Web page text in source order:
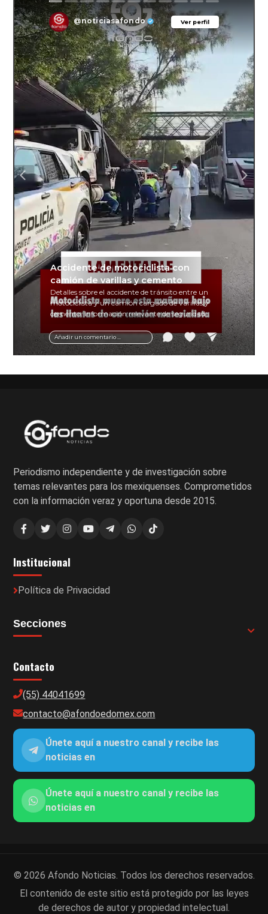
Ver perfil
@noticiasafondo Ver perfil
Añadir un comentario ...
Accidente de motociclista con
camión de varillas y cemento
Detalles sobre el accidente de tránsito entre un
motociclista y un camión cargado de varillas y
cemento. Información relevante de seguridad
vial y recomendaciones para motociclistas.
Periodismo independiente y de investigación sobre
temas relevantes para los mexiquenses. Comprometidos
con la información veraz y oportuna desde 2015.
Institucional
Política de Privacidad
Secciones
Contacto
(55) 44041699
contacto@afondoedomex.com
Únete aquí a nuestro canal y recibe las
noticias en
Únete aquí a nuestro canal y recibe las
noticias en
© 2026 Afondo Noticias. Todos los derechos reservados.
El contenido de este sitio está protegido por las leyes
de derechos de autor y propiedad intelectual.